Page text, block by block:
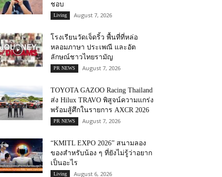
ชอบ
Living August 7, 2026
โรงเรียนวัดเจ็ดริ้ว พื้นที่ที่หล่อ
หลอมภาษา ประเพณี และอัต
ลักษณ์ชาวไทยรามัญ
PR NEWS August 7, 2026
TOYOTA GAZOO Racing Thailand
ส่ง Hilux TRAVO พิสูจน์ความแกร่ง
พร้อมสู้ศึกในรายการ AXCR 2026
PR NEWS August 7, 2026
“KMITL EXPO 2026” สนามลอง
ของสำหรับน้อง ๆ ที่ยังไม่รู้ว่าอยาก
เป็นอะไร
Living August 6, 2026